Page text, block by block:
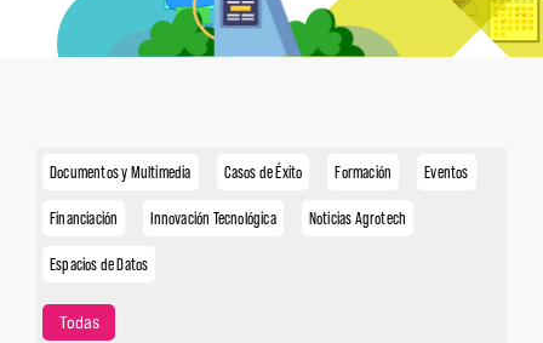
Documentos y Multimedia Casos de Éxito Formación Eventos
Financiación Innovación Tecnológica Noticias Agrotech
Espacios de Datos
Todas